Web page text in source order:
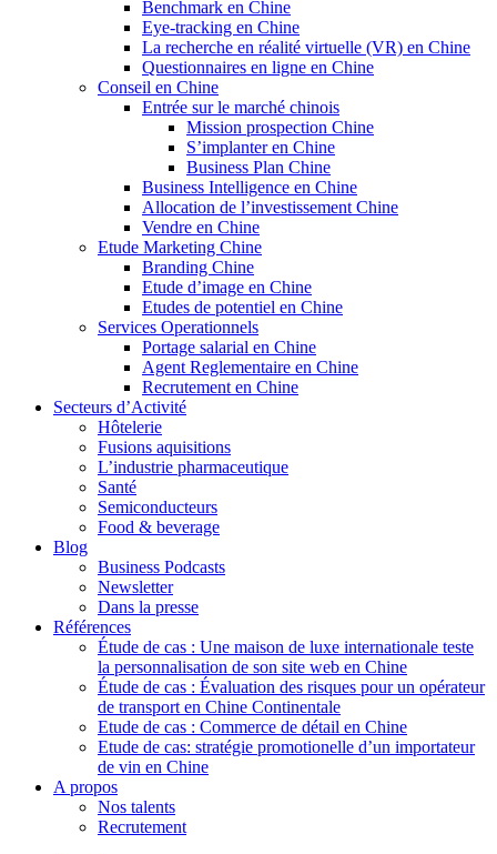
Benchmark en Chine
Eye-tracking en Chine
La recherche en réalité virtuelle (VR) en Chine
Questionnaires en ligne en Chine
Conseil en Chine
Entrée sur le marché chinois
Mission prospection Chine
S’implanter en Chine
Business Plan Chine
Business Intelligence en Chine
Allocation de l’investissement Chine
Vendre en Chine
Etude Marketing Chine
Branding Chine
Etude d’image en Chine
Etudes de potentiel en Chine
Services Operationnels
Portage salarial en Chine
Agent Reglementaire en Chine
Recrutement en Chine
Secteurs d’Activité
Hôtelerie
Fusions aquisitions
L’industrie pharmaceutique
Santé
Semiconducteurs
Food & beverage
Blog
Business Podcasts
Newsletter
Dans la presse
Références
Étude de cas : Une maison de luxe internationale teste
la personnalisation de son site web en Chine
Étude de cas : Évaluation des risques pour un opérateur
de transport en Chine Continentale
Etude de cas : Commerce de détail en Chine
Etude de cas: stratégie promotionelle d’un importateur
de vin en Chine
A propos
Nos talents
Recrutement